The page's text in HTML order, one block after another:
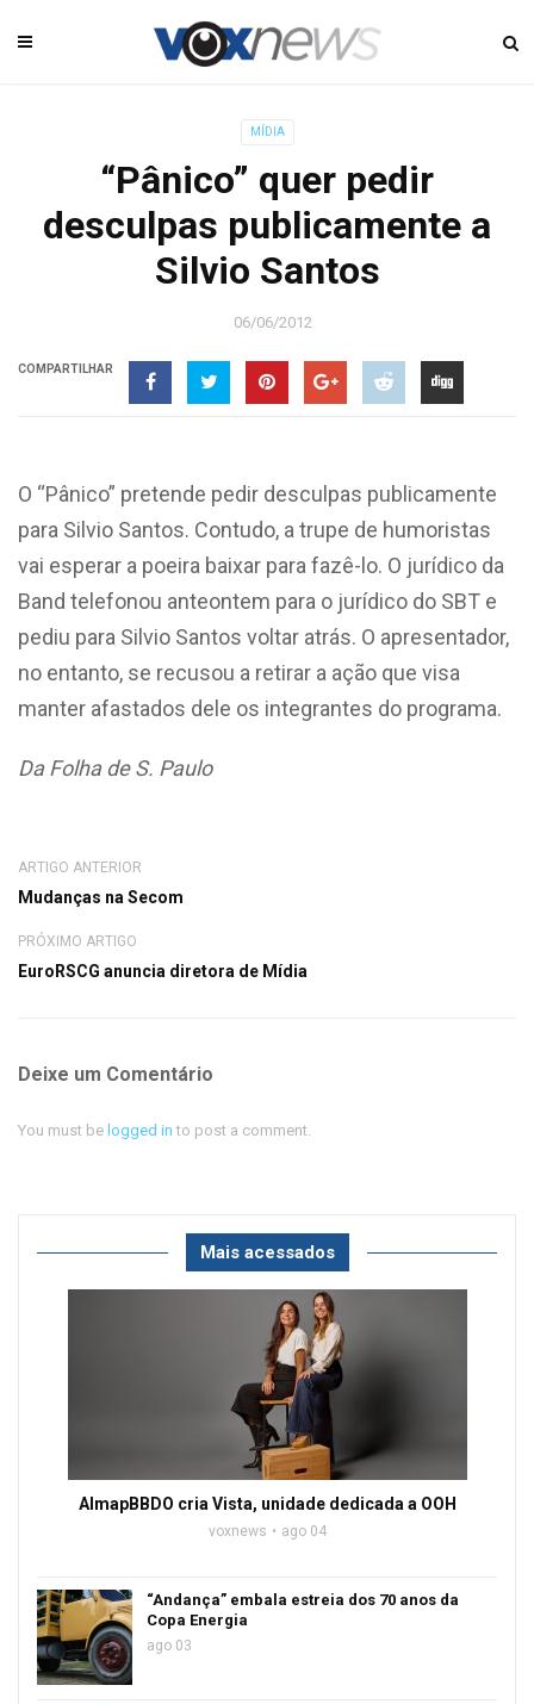
MÍDIA
“Pânico” quer pedir
desculpas publicamente a
Silvio Santos
06/06/2012
COMPARTILHAR
O “Pânico” pretende pedir desculpas publicamente
para Silvio Santos. Contudo, a trupe de humoristas
vai esperar a poeira baixar para fazê-lo. O jurídico da
Band telefonou anteontem para o jurídico do SBT e
pediu para Silvio Santos voltar atrás. O apresentador,
no entanto, se recusou a retirar a ação que visa
manter afastados dele os integrantes do programa.
Da Folha de S. Paulo
ARTIGO ANTERIOR
Mudanças na Secom
PRÓXIMO ARTIGO
EuroRSCG anuncia diretora de Mídia
Deixe um Comentário
You must be logged in to post a comment.
Mais acessados
AlmapBBDO cria Vista, unidade dedicada a OOH
voxnews ago 04
“Andança” embala estreia dos 70 anos da
Copa Energia
ago 03